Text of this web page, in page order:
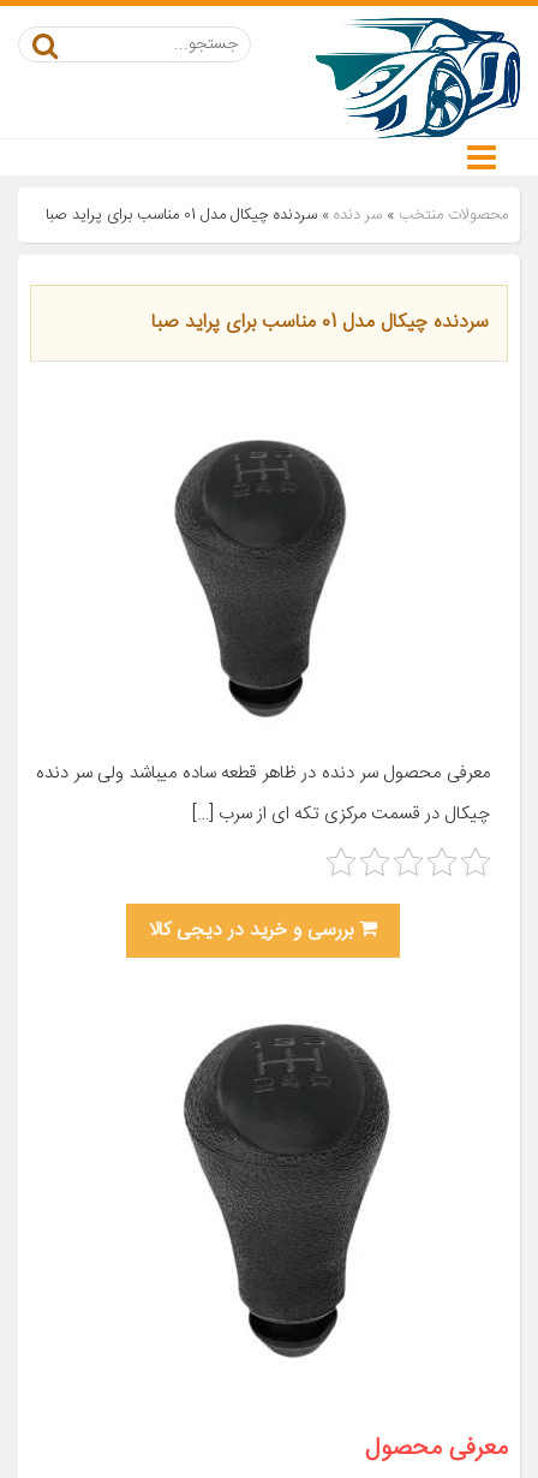
محصولات منتخب » سر دنده» سردنده چیکال مدل 01 مناسب برای پراید صبا
سردنده چیکال مدل 01 مناسب برای پراید صبا
معرفی محصول سر دنده در ظاهر قطعه ساده میباشد ولی سر دنده
چیکال در قسمت مرکزی تکه ای از سرب […]
بررسی و خرید در دیجی کالا
معرفی محصول